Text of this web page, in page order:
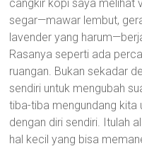
bucket
flowers
Kasih
sayang,
Gifts
bucket
bunga
cangkir kopi saya melihat
segar—mawar lembut,
lavender yang
Rasanya seperti ada
ruangan. Bukan sekadar
sendiri untuk mengubah
tiba-tiba mengundang kita
dengan diri sendiri. Itulah
hal kecil yang bisa